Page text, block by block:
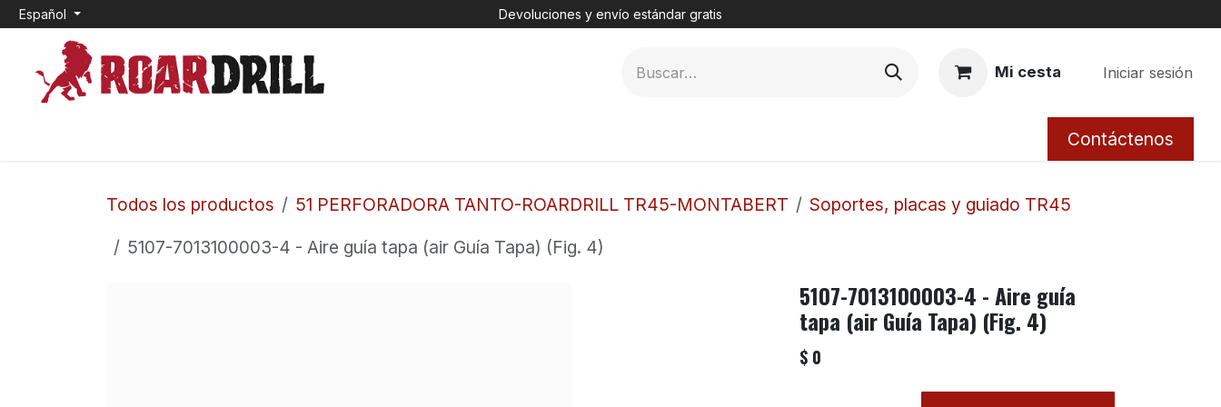
Ir al contenido
Español Devoluciones y envío estándar gratis
Mi cesta Iniciar sesión
Contáctenos
Todos los productos 51 PERFORADORA TANTO-ROARDRILL TR45-MONTABERT
Soportes, placas y guiado TR45
5107-7013100003-4 - Aire guía tapa (air Guía Tapa) (Fig. 4)
5107-7013100003-4 - Aire guía
tapa (air Guía Tapa) (Fig. 4)
$ 0